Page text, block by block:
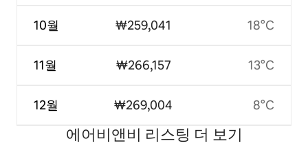
10월
11월
12월
₩259,041
₩266,157
₩269,004
18°C
13°C
8°C
에어비앤비 리스팅 더 보기